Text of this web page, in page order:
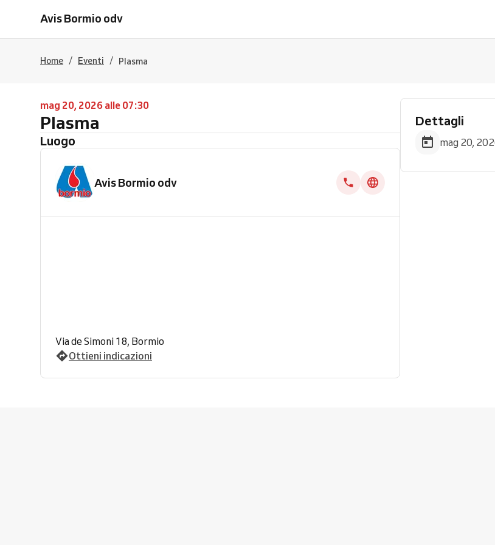
Avis Bormio odv
Home / Eventi / Plasma
mag 20, 2026 alle 07:30
Plasma
Luogo
Avis Bormio odv
Via de Simoni 18, Bormio
Ottieni indicazioni
Dettagli
mag 20,